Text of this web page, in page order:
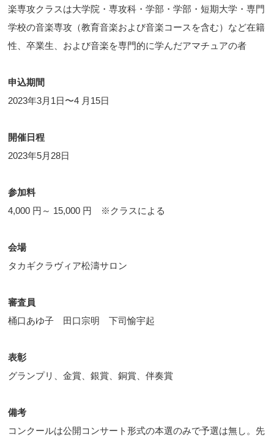
楽専攻クラスは大学院・専攻科・学部・学部・短期大学・専門
学校の音楽専攻（教育音楽および音楽コースを含む）など在籍
性、卒業生、および音楽を専門的に学んだアマチュアの者
申込期間
2023年3月1日〜4 月15日
開催日程
2023年5月28日
参加料
4,000 円～ 15,000 円 ※クラスによる
会場
タカギクラヴィア松濤サロン
審査員
桶口あゆ子 田口宗明 下司愉宇起
表彰
グランプリ、金賞、銀賞、銅賞、伴奏賞
備考
コンクールは公開コンサート形式の本選のみで予選は無し。先